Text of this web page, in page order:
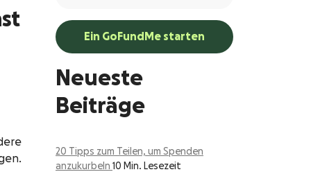
Ein GoFundMe starten
Neueste
Beiträge
20 Tipps zum Teilen, um Spenden
anzukurbeln 10 Min. Lesezeit